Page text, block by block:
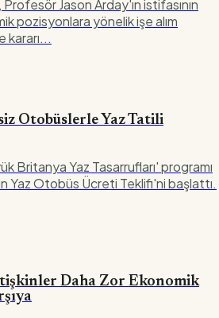
Jason Arday'ın istifasının
pozisyonlara yönelik işe alım
kararı...
Otobüslerle Yaz Tatili
Britanya Yaz Tasarrufları' programı
Yaz Otobüs Ücreti Teklifi'ni başlattı.
Daha Zor Ekonomik